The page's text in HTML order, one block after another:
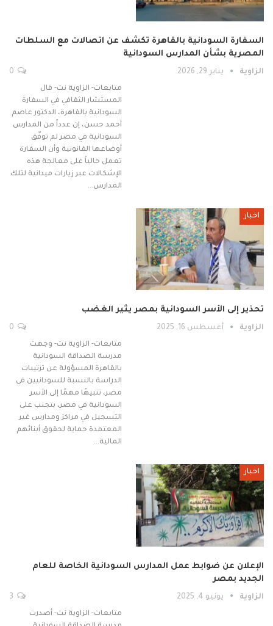
السفارة السودانية بالقاهرة تكشف عن اتصالات مع السلطات
المصرية بشأن المدارس السودانية
الزاوية يناير 29, 2026
متابعات- الزاوية نت- قال
المستشار الثقافي في السفارة
السودانية بالقاهرة، الدكتور عاصم
أحمد حسن، إن عدداً من المدارس
السودانية في مصر لم توفّق
أوضاعها القانونية وأن السفارة
تعمل حالياً على معالجة هذه
الإشكالات عبر زيارات ميدانية لتلك
المدارس…
اخبار
تحذير إلى الأسر السودانية بمصر يثير الغضب
الزاوية أغسطس 16, 2025
متابعات- الزاوية نت- وجهت
مدرسة الصداقة السودانية
بالقاهرة المسؤولة عن ترتيبات
الدراسة بالنسبة للسودانيين في
مصر، تنبيهًا مهمًا إلى الأسر
السودانية في مصر، بتجنب على
التسجيل في مراكز ومدارس غير
المعتمدة حماية لحقوق أبنائهم
المالية…
اخبار
الإعلان عن ضوابط عمل المدارس السودانية الخاصة للعام
الجديد بمصر
الزاوية يونيو 4, 2025
متابعات- الزاوية نت- أصدرت